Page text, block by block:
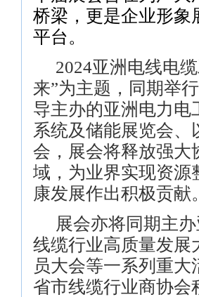
桥梁，更是企业形象
平台。
2024亚洲电线电
来”为主题，同期举
导主办的亚洲电力电
系统及储能展览会
会，展会将释放强大
域，为业界实现资源
康发展作出积极贡献。
展会亦将同期主
线缆行业高质量发展
员大会等一系列重
省市线缆行业商协会